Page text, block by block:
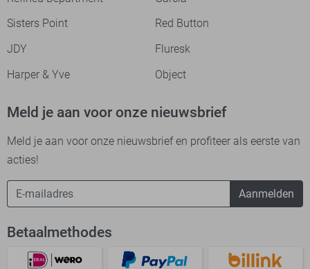
Sisters Point
Red Button
JDY
Fluresk
Harper & Yve
Object
Meld je aan voor onze nieuwsbrief
Meld je aan voor onze nieuwsbrief en profiteer als eerste van
acties!
Aanmelden
Betaalmethodes